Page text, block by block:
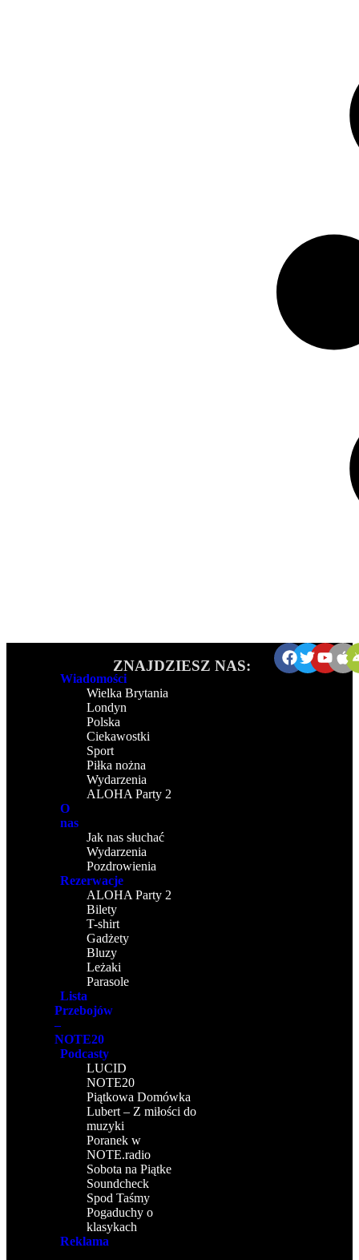
Wiadomości
Wielka Brytania
Londyn
Polska
Ciekawostki
Sport
Piłka nożna
Wydarzenia
ALOHA Party 2
O
nas
Jak nas słuchać
Wydarzenia
Pozdrowienia
Rezerwacje
ALOHA Party 2
Bilety
T-shirt
Gadżety
Bluzy
Leżaki
Parasole
Lista
Przebojów
–
NOTE20
Podcasty
LUCID
NOTE20
Piątkowa Domówka
Lubert – Z miłości do
muzyki
Poranek w
NOTE.radio
Sobota na Piątke
Soundcheck
Spod Taśmy
Pogaduchy o
klasykach
Reklama
ZNAJDZIESZ NAS: